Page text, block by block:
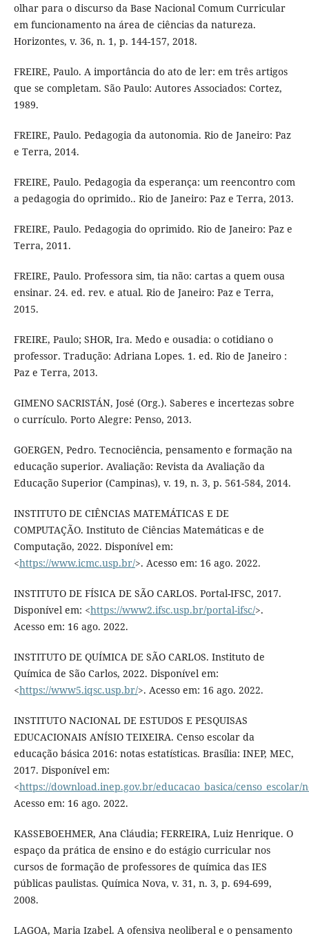
olhar para o discurso da Base Nacional Comum Curricular
em funcionamento na área de ciências da natureza.
Horizontes, v. 36, n. 1, p. 144-157, 2018.
FREIRE, Paulo. A importância do ato de ler: em três artigos
que se completam. São Paulo: Autores Associados: Cortez,
1989.
FREIRE, Paulo. Pedagogia da autonomia. Rio de Janeiro: Paz
e Terra, 2014.
FREIRE, Paulo. Pedagogia da esperança: um reencontro com
a pedagogia do oprimido.. Rio de Janeiro: Paz e Terra, 2013.
FREIRE, Paulo. Pedagogia do oprimido. Rio de Janeiro: Paz e
Terra, 2011.
FREIRE, Paulo. Professora sim, tia não: cartas a quem ousa
ensinar. 24. ed. rev. e atual. Rio de Janeiro: Paz e Terra,
2015.
FREIRE, Paulo; SHOR, Ira. Medo e ousadia: o cotidiano o
professor. Tradução: Adriana Lopes. 1. ed. Rio de Janeiro :
Paz e Terra, 2013.
GIMENO SACRISTÁN, José (Org.). Saberes e incertezas sobre
o currículo. Porto Alegre: Penso, 2013.
GOERGEN, Pedro. Tecnociência, pensamento e formação na
educação superior. Avaliação: Revista da Avaliação da
Educação Superior (Campinas), v. 19, n. 3, p. 561-584, 2014.
INSTITUTO DE CIÊNCIAS MATEMÁTICAS E DE
COMPUTAÇÃO. Instituto de Ciências Matemáticas e de
Computação, 2022. Disponível em:
<https://www.icmc.usp.br/>. Acesso em: 16 ago. 2022.
INSTITUTO DE FÍSICA DE SÃO CARLOS. Portal-IFSC, 2017.
Disponível em: <https://www2.ifsc.usp.br/portal-ifsc/>.
Acesso em: 16 ago. 2022.
INSTITUTO DE QUÍMICA DE SÃO CARLOS. Instituto de
Química de São Carlos, 2022. Disponível em:
<https://www5.iqsc.usp.br/>. Acesso em: 16 ago. 2022.
INSTITUTO NACIONAL DE ESTUDOS E PESQUISAS
EDUCACIONAIS ANÍSIO TEIXEIRA. Censo escolar da
educação básica 2016: notas estatísticas. Brasília: INEP, MEC,
2017. Disponível em:
<https://download.inep.gov.br/educacao_basica/censo_escolar/
Acesso em: 16 ago. 2022.
KASSEBOEHMER, Ana Cláudia; FERREIRA, Luiz Henrique. O
espaço da prática de ensino e do estágio curricular nos
cursos de formação de professores de química das IES
públicas paulistas. Química Nova, v. 31, n. 3, p. 694-699,
2008.
LAGOA, Maria Izabel. A ofensiva neoliberal e o pensamento